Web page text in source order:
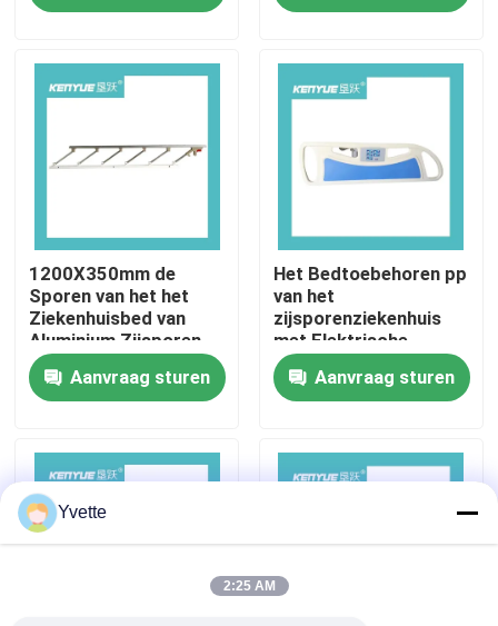
Kwaliteitscontrole
Neem contact met ons op
Nieuws
Gevallen
het bed van de het ziekenhuislevering
1200X350mm de
Sporen van het het
Ziekenhuisbed van
Aluminium Zijsporen
voor Bejaarden
Aanvraag sturen
Het Bedtoebehoren pp
van het
zijsporenziekenhuis
met Elektrische
Drukknop Multifunctie
Aanvraag sturen
Yvette
2:25 AM